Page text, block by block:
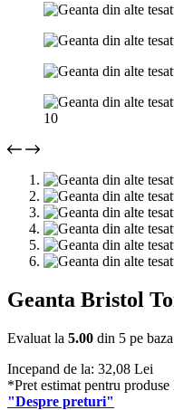
Geanta Bristol
Evaluat la 5.00 din 5 pe
Incepand de la: 32,08 Lei
*Pret estimat pentru
"Despre preturi"